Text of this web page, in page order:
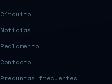
Circuito
Noticias
Reglamento
Contacto
Preguntas frecuentes